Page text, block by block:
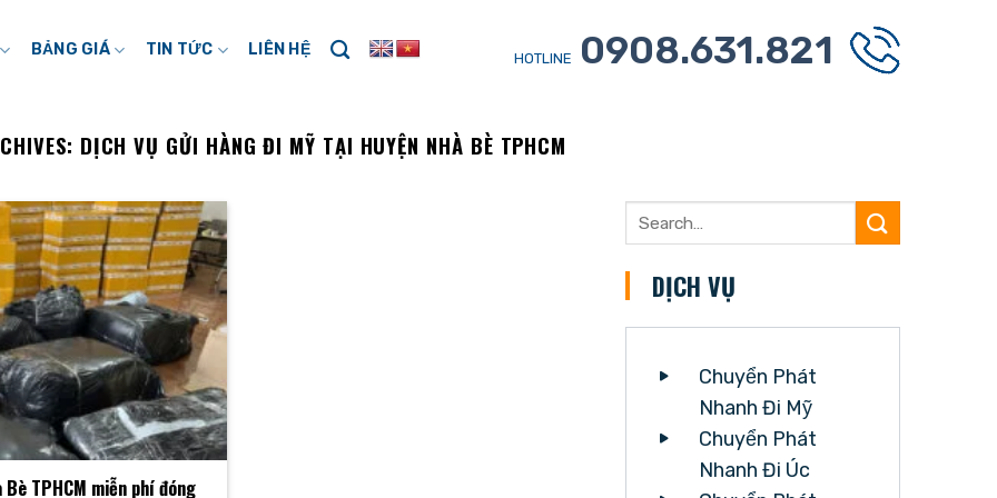
BẢNG GIÁ TIN TỨC LIÊN HỆ HOTLINE 0908.631.821
DỊCH VỤ GỬI HÀNG ĐI MỸ TẠI HUYỆN NHÀ BÈ TPHCM
TPHCM miễn phí đóng
DỊCH VỤ
Chuyển Phát
Nhanh Đi Mỹ
Chuyển Phát
Nhanh Đi Úc